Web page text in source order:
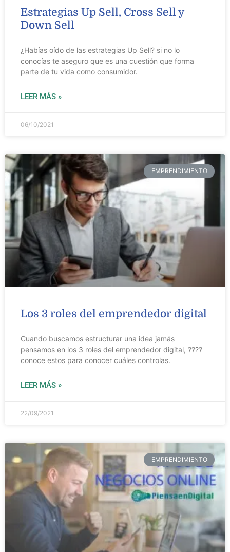
Estrategias Up Sell, Cross Sell y
Down Sell
¿Habías oído de las estrategias Up Sell? si no lo
conocías te aseguro que es una cuestión que forma
parte de tu vida como consumidor.
LEER MÁS »
06/10/2021
EMPRENDIMIENTO
Los 3 roles del emprendedor digital
Cuando buscamos estructurar una idea jamás
pensamos en los 3 roles del emprendedor digital, ?‍???
conoce estos para conocer cuáles controlas.
LEER MÁS »
22/09/2021
EMPRENDIMIENTO